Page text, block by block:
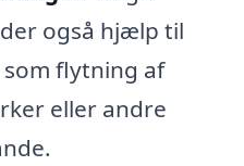
også hjælp til
flytning af
eller andre